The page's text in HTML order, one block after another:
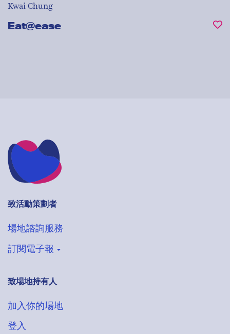
Kwai Chung
Eat@ease
致活動策劃者
場地諮詢服務
訂閱電子報
登記收取VenueHub電子通訊
搶先獲得最新場地情報
致場地持有人
加入你的場地
登入